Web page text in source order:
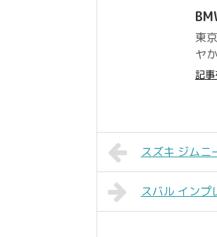
東
ヤ
記
スズキ ジムニ
スバル インプ